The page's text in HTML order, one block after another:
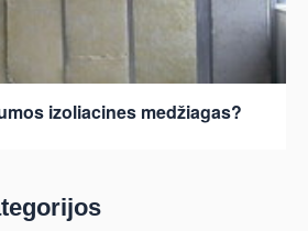
izoliacines medžiagas?